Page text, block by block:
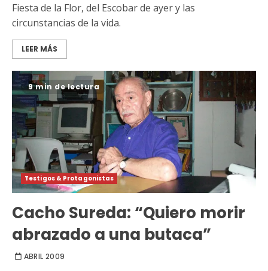
Fiesta de la Flor, del Escobar de ayer y las
circunstancias de la vida.
LEER MÁS
9 min de lectura
Testigos & Protagonistas
Cacho Sureda: “Quiero morir
abrazado a una butaca”
ABRIL 2009